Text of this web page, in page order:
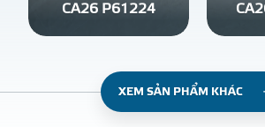
CA26 P61224
XEM SẢN PHẨM KHÁC